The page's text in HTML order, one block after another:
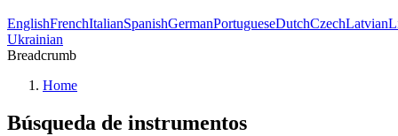
EnglishFrenchItalianSpanishGermanPortugueseDutchCzechLatvian
Ukrainian
Breadcrumb
Home
Búsqueda de instrumentos